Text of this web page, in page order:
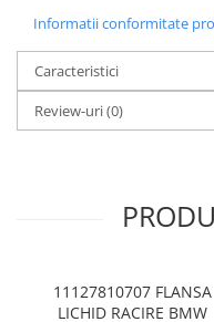
Directie
Bieletă directie
Cap de bara
Alternator
Informatii conformitate
Caracteristici
Review-uri(0)
11127810707 FLANSA
LICHID RACIRE BMW